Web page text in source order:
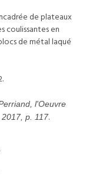
de plateaux
coulissantes en
de métal laqué
l'Oeuvre
p. 117.